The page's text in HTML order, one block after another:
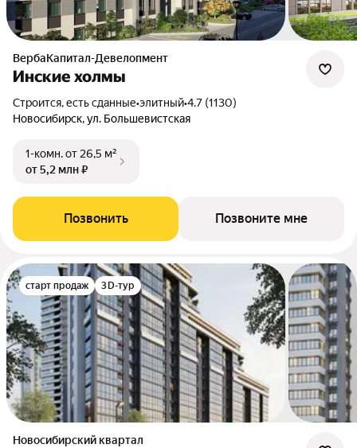
ВербаКапитал-Девелопмент
Инские холмы
Строится, есть сданные•элитный•4.7 (1130)
Новосибирск, ул. Большевистская
1-комн.от 26,5 м²
от 5,2 млн ₽
Позвонить Позвоните мне
старт продаж 3D-тур
Новосибирский квартал